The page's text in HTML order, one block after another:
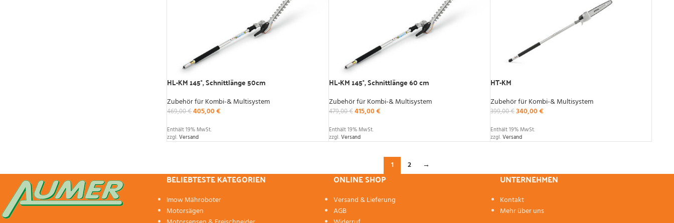
HL-KM 145°, Schnittlänge 50cm
Zubehör für Kombi-& Multisystem
469,00€405,00€
Enthält 19% MwSt.
zzgl.Versand
HL-KM 145°, Schnittlänge 60 cm
Zubehör für Kombi-& Multisystem
479,00€415,00€
Enthält 19% MwSt.
zzgl.Versand
HT-KM
Zubehör für Kombi-& Multisystem
399,00€340,00€
Enthält 19% MwSt.
zzgl.Versand
1 2 →
BELIEBTESTE KATEGORIEN
Imow Mähroboter
Motorsägen
ONLINE SHOP
Versand & Lieferung
AGB
UNTERNEHMEN
Kontakt
Mehr über uns